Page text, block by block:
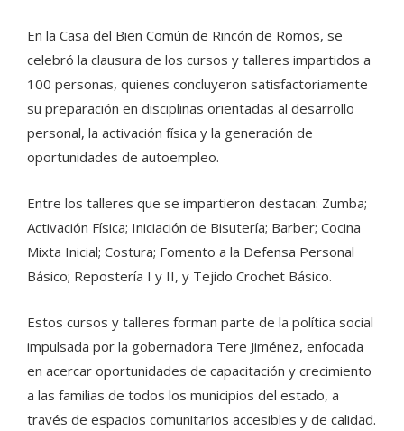
En la Casa del Bien Común de Rincón de Romos, se
celebró la clausura de los cursos y talleres impartidos a
100 personas, quienes concluyeron satisfactoriamente
su preparación en disciplinas orientadas al desarrollo
personal, la activación física y la generación de
oportunidades de autoempleo.
Entre los talleres que se impartieron destacan: Zumba;
Activación Física; Iniciación de Bisutería; Barber; Cocina
Mixta Inicial; Costura; Fomento a la Defensa Personal
Básico; Repostería I y II, y Tejido Crochet Básico.
Estos cursos y talleres forman parte de la política social
impulsada por la gobernadora Tere Jiménez, enfocada
en acercar oportunidades de capacitación y crecimiento
a las familias de todos los municipios del estado, a
través de espacios comunitarios accesibles y de calidad.